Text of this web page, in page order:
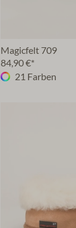
Magicfelt 709
84,90 €*
21 Farben